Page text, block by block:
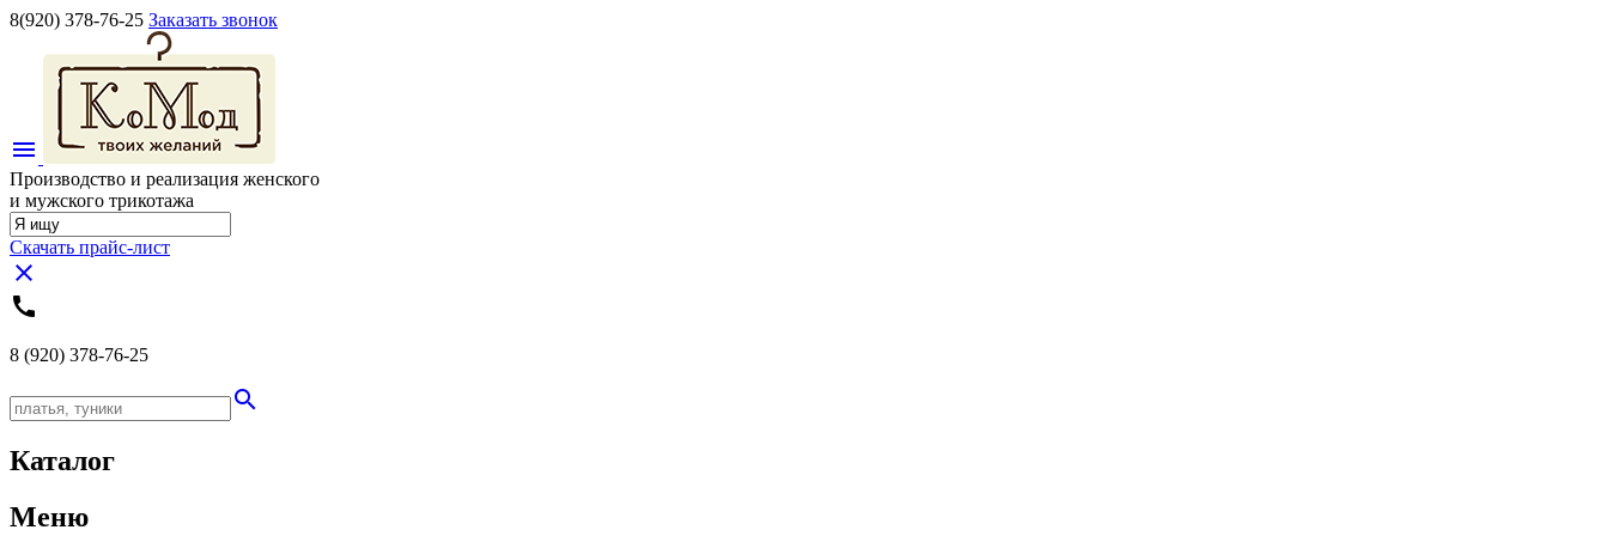
8(920) 378-76-25 Заказать звонок
menu
Производство и реализация женского
и мужского трикотажа
Скачать прайс-лист
close
call
8 (920) 378-76-25
search
Каталог
Меню